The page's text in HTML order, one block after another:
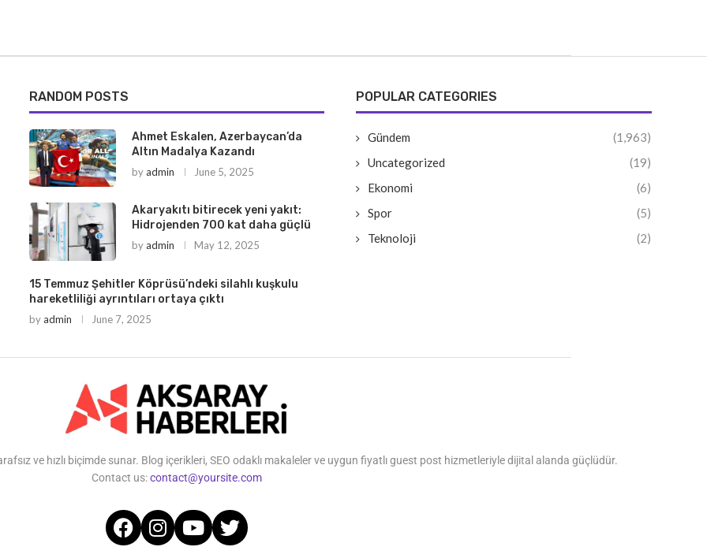
RANDOM POSTS
Ahmet Eskalen, Azerbaycan’da
Altın Madalya Kazandı
byadmin June 5, 2025
Akaryakıtı bitirecek yeni yakıt:
Hidrojenden 700 kat daha güçlü
byadmin May 12, 2025
15 Temmuz Şehitler Köprüsü’ndeki silahlı kuşkulu
hareketliliği ayrıntıları ortaya çıktı
byadmin June 7, 2025
POPULAR CATEGORIES
Gündem
(1,963)
Uncategorized
(19)
Ekonomi
(6)
Spor
(5)
Teknoloji
(2)
ve hızlı biçimde sunar. Blog içerikleri, SEO odaklı makaleler ve uygun fiyatlı guest post hizmetleriyle dijital alanda güçlüdür.
Contact us:contact@yoursite.com